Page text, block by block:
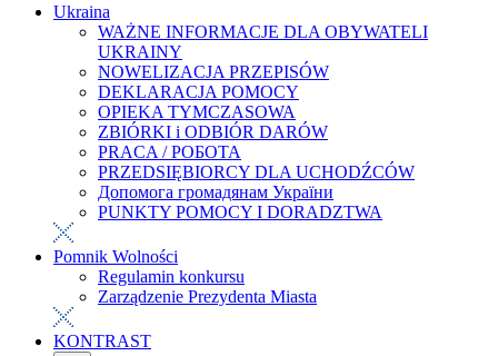
Ukraina
WAŻNE INFORMACJE DLA OBYWATELI
UKRAINY
NOWELIZACJA PRZEPISÓW
DEKLARACJA POMOCY
OPIEKA TYMCZASOWA
ZBIÓRKI i ODBIÓR DARÓW
PRACA / РОБОТА
PRZEDSIĘBIORCY DLA UCHODŹCÓW
Допомога громадянам України
PUNKTY POMOCY I DORADZTWA
Pomnik Wolności
Regulamin konkursu
Zarządzenie Prezydenta Miasta
KONTRAST